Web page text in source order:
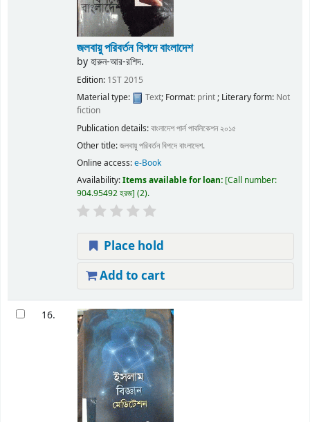
জলবায়ু পরিবর্তন বিপদে বাংলাদেশ
byহারুন-আর-রশিদ.
Edition: 1ST 2015
Material type:
Text; Format: print; Literary form: Not
fiction
Publication details:বাংলাদেশপার্ল পাবলিকেশন ২০১৫
Other title:জলবায়ু পরিবর্তন বিপদে বাংলাদেশ.
Online access:e-Book
Availability:Items available for loan: Call number:
904.95492 হরজ (2).
Place hold
Add to cart
16.